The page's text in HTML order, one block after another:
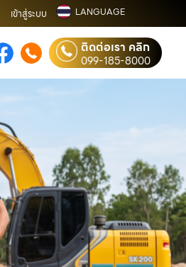
เข้าสู่ระบบ LANGUAGE
ติดต่อเรา คลิก
099-185-8000